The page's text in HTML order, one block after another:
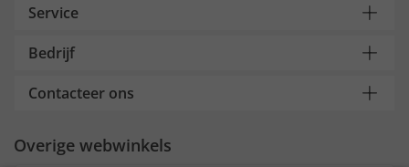
Service
Bedrijf
Contacteer ons
Overige webwinkels